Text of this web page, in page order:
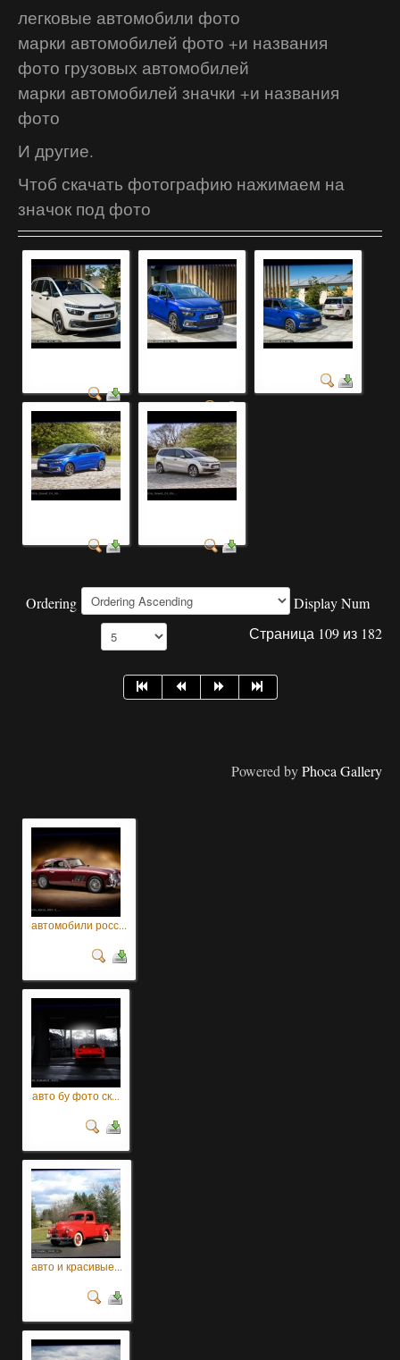
легковые автомобили фото
марки автомобилей фото +и названия
фото грузовых автомобилей
марки автомобилей значки +и названия
фото
И другие.
Чтоб скачать фотографию нажимаем на
значок под фото
Ordering
Display Num
Страница 109 из 182
Powered byPhoca Gallery
автомобили росс...
авто бу фото ск...
авто и красивые...